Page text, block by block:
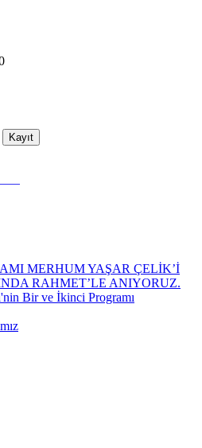
MERHUM YAŞAR ÇELİK’İ
RAHMET’LE ANIYORUZ.
Bir ve İkinci Programı